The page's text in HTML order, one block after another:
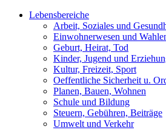
Lebensbereiche
Arbeit, Soziales und
Einwohnerwesen und
Geburt, Heirat, Tod
Kinder, Jugend und
Kultur, Freizeit, Sport
Oeffentliche Sicherheit u.
Planen, Bauen, Wohnen
Schule und Bildung
Steuern, Gebühren, Beiträge
Umwelt und Verkehr